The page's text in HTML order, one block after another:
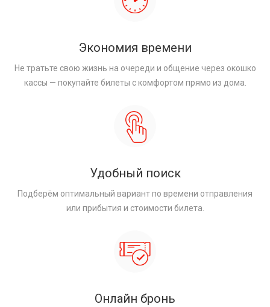
Экономия времени
Не тратьте свою жизнь на очереди и общение через окошко
кассы — покупайте билеты с комфортом прямо из дома.
Удобный поиск
Подберём оптимальный вариант по времени отправления
или прибытия и стоимости билета.
Онлайн бронь